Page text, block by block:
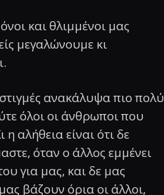
και θλιμμένοι μας
μεγαλώνουμε κι
ανακάλυψα πιο πολύ
όλοι οι άνθρωποι που
αλήθεια είναι ότι δε
όταν ο άλλος εμμένει
για μας, και δε μας
βάζουν όρια οι άλλοι,